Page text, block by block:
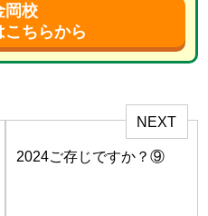
岡校
こちらから
NEXT
2024ご存じですか？⑨